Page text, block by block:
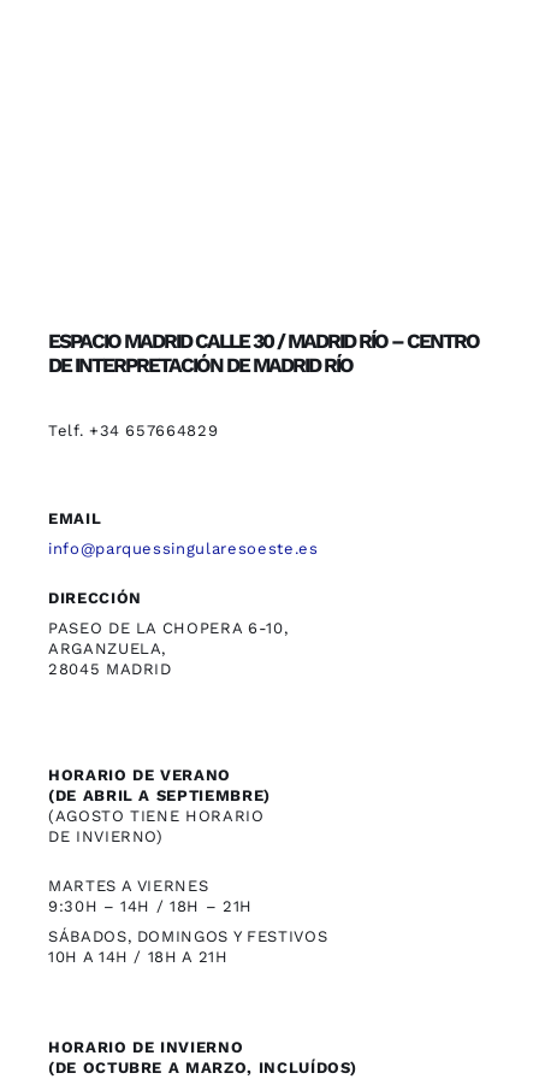
ESPACIO MADRID CALLE 30 / MADRID RÍO – CENTRO
DE INTERPRETACIÓN DE MADRID RÍO
Telf. +34 657664829
EMAIL
info@parquessingularesoeste.es
DIRECCIÓN
PASEO DE LA CHOPERA 6-10,
ARGANZUELA,
28045 MADRID
HORARIO DE VERANO
(DE ABRIL A SEPTIEMBRE)
(AGOSTO TIENE HORARIO
DE INVIERNO)
MARTES A VIERNES
9:30H – 14H / 18H – 21H
SÁBADOS, DOMINGOS Y FESTIVOS
10H A 14H / 18H A 21H
HORARIO DE INVIERNO
(DE OCTUBRE A MARZO, INCLUÍDOS)